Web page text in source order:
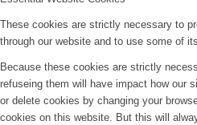
These cookies are strictly necessary to
through our website and to use some of
Because these cookies are strictly
refuseing them will have impact how our
or delete cookies by changing your
cookies on this website. But this will